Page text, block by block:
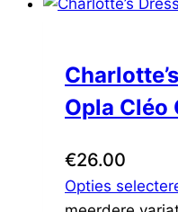
Opla Cléo
€26.00
Opties